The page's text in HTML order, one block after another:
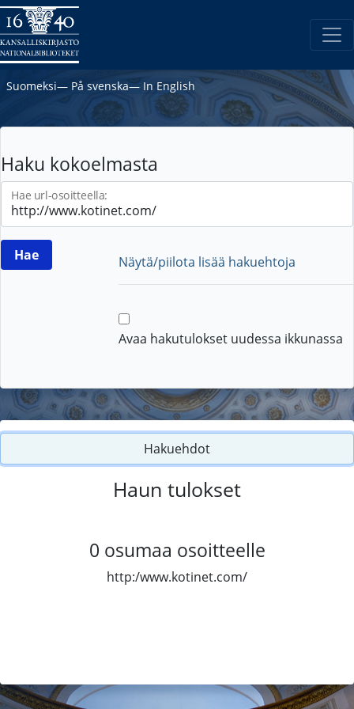
Suomeksi― På svenska― In English
Haku kokoelmasta
Hae url-osoitteella:
Näytä/piilota lisää hakuehtoja
Avaa hakutulokset uudessa ikkunassa
Hakuehdot
Haun tulokset
0 osumaa osoitteelle
http:/www.kotinet.com/